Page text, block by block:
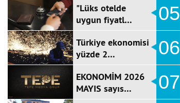
"Lüks otelde
uygun fiyatl…
05
Türkiye ekonomisi
yüzde 2…
06
EKONOMİM 2026
MAYIS sayıs…
07